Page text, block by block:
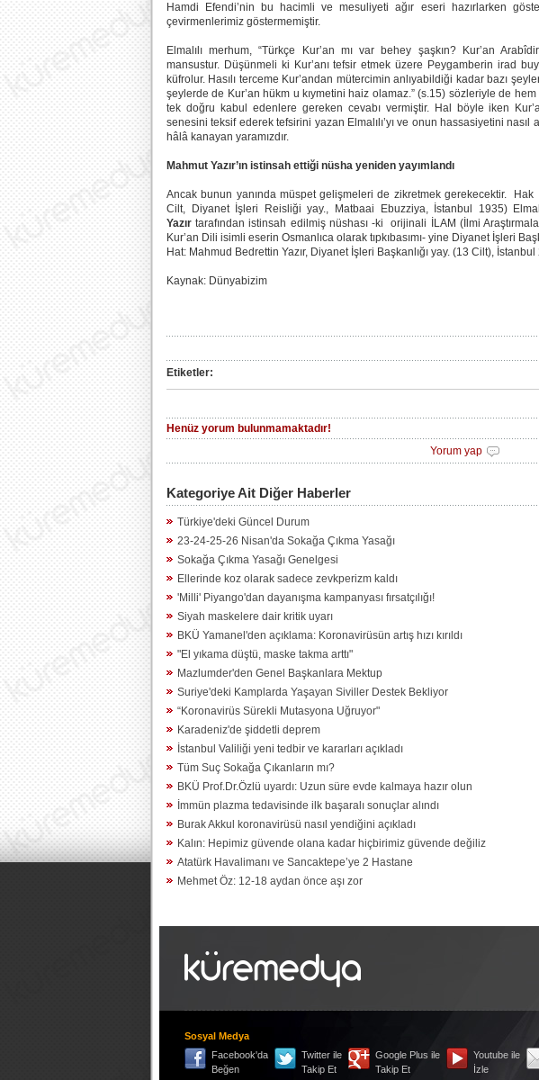
Hamdi Efendi’nin bu hacimli ve mesuliyeti ağır eseri hazırlarken
çevirmenlerimiz göstermemiştir.
Elmalılı merhum, “Türkçe Kur’an mı var behey şaşkın? Kur’an
mansustur. Düşünmeli ki Kur’anı tefsir etmek üzere Peygamberin irad
küfrolur. Hasılı terceme Kur’andan mütercimin anlıyabildiği kadar bazı
şeylerde de Kur’an hükm u kıymetini haiz olamaz.” (s.15) sözleriyle de
tek doğru kabul edenlere gereken cevabı vermiştir. Hal böyle iken
senesini teksif ederek tefsirini yazan Elmalılı’yı ve onun hassasiyetini nasıl
hâlâ kanayan yaramızdır.
Mahmut Yazır’ın istinsah ettiği nüsha yeniden yayımlandı
Ancak bunun yanında müspet gelişmeleri de zikretmek gerekecektir. Hak
Cilt, Diyanet İşleri Reisliği yay., Matbaai Ebuzziya, İstanbul 1935)
Yazır tarafından istinsah edilmiş nüshası -ki orijinali İLAM (İlmi
Kur’an Dili isimli eserin Osmanlıca olarak tıpkıbasımı- yine Diyanet İşleri
Hat: Mahmud Bedrettin Yazır, Diyanet İşleri Başkanlığı yay. (13 Cilt),
Kaynak: Dünyabizim
Etiketler:
Henüz yorum bulunmamaktadır!
Yorum yap
Kategoriye Ait Diğer Haberler
Türkiye'deki Güncel Durum
23-24-25-26 Nisan'da Sokağa Çıkma Yasağı
Sokağa Çıkma Yasağı Genelgesi
Ellerinde koz olarak sadece zevkperizm kaldı
'Milli' Piyango'dan dayanışma kampanyası fırsatçılığı!
Siyah maskelere dair kritik uyarı
BKÜ Yamanel'den açıklama: Koronavirüsün artış hızı kırıldı
"El yıkama düştü, maske takma arttı"
Mazlumder'den Genel Başkanlara Mektup
Suriye'deki Kamplarda Yaşayan Siviller Destek Bekliyor
“Koronavirüs Sürekli Mutasyona Uğruyor"
Karadeniz'de şiddetli deprem
İstanbul Valiliği yeni tedbir ve kararları açıkladı
Tüm Suç Sokağa Çıkanların mı?
BKÜ Prof.Dr.Özlü uyardı: Uzun süre evde kalmaya hazır olun
İmmün plazma tedavisinde ilk başaralı sonuçlar alındı
Burak Akkul koronavirüsü nasıl yendiğini açıkladı
Kalın: Hepimiz güvende olana kadar hiçbirimiz güvende değiliz
Atatürk Havalimanı ve Sancaktepe’ye 2 Hastane
Mehmet Öz: 12-18 aydan önce aşı zor
Sosyal Medya
Facebook'da
Beğen
Twitter ile
Takip Et
Google Plus ile
Takip Et
Youtube ile
İzle